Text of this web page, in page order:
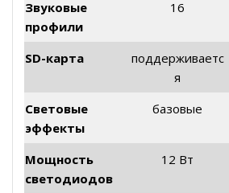
Звуковые
профили
16
SD-карта
поддерживаетс
я
Световые
эффекты
базовые
Мощность
светодиодов
12 Вт